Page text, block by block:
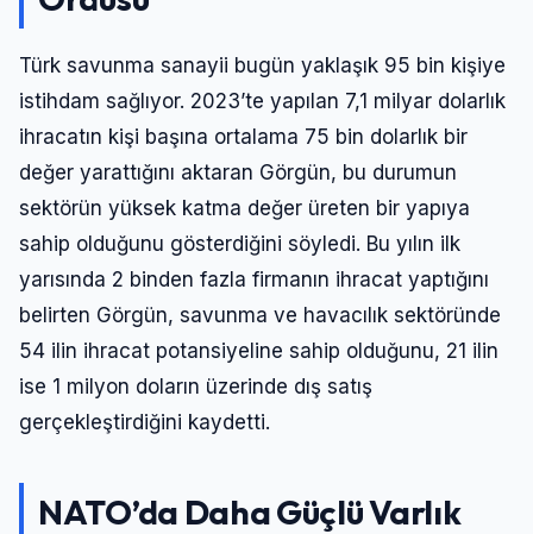
Türk savunma sanayii bugün yaklaşık 95 bin kişiye
istihdam sağlıyor. 2023’te yapılan 7,1 milyar dolarlık
ihracatın kişi başına ortalama 75 bin dolarlık bir
değer yarattığını aktaran Görgün, bu durumun
sektörün yüksek katma değer üreten bir yapıya
sahip olduğunu gösterdiğini söyledi. Bu yılın ilk
yarısında 2 binden fazla firmanın ihracat yaptığını
belirten Görgün, savunma ve havacılık sektöründe
54 ilin ihracat potansiyeline sahip olduğunu, 21 ilin
ise 1 milyon doların üzerinde dış satış
gerçekleştirdiğini kaydetti.
NATO’da Daha Güçlü Varlık